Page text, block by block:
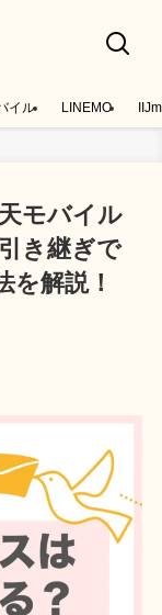
イル LINEMO
モバイル
き継ぎで
を解説！